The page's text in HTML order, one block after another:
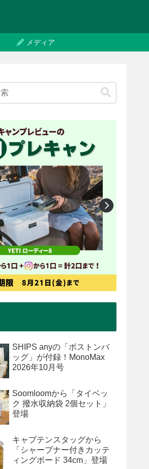
メディア
SHIPS anyの「ボストンバ
ッグ」が付録！MonoMax
2026年10月号
Soomloomから「タイベッ
ク 撥水収納袋 2個セット」
登場
キャプテンスタッグから
「シャープナー付きカッテ
ィングボード 34cm」登場